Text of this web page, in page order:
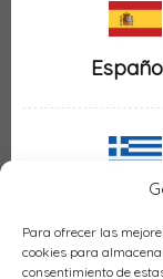
Para ofrecer las
cookies para
consentimiento de